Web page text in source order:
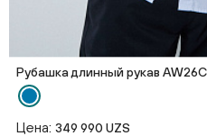
Рубашка длинный рукав
Цена: 349 990 UZS